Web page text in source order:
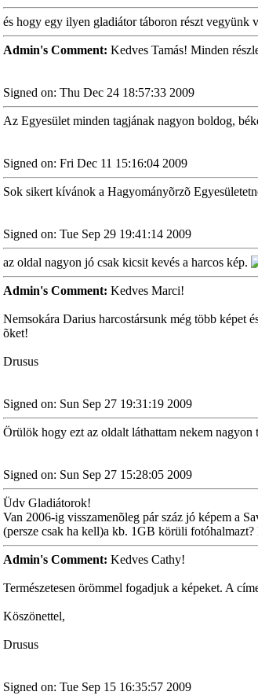
és hogy egy ilyen gladiátor táboron részt vegyünk
Admin's Comment: Kedves Tamás! Minden
Signed on: Thu Dec 24 18:57:33 2009
Az Egyesület minden tagjának nagyon boldog,
Signed on: Fri Dec 11 15:16:04 2009
Sok sikert kívánok a Hagyományõrzõ
Signed on: Tue Sep 29 19:41:14 2009
az oldal nagyon jó csak kicsit kevés a harcos kép.
Admin's Comment: Kedves Marci!
Nemsokára Darius harcostársunk még több képet
õket!
Drusus
Signed on: Sun Sep 27 19:31:19 2009
Örülök hogy ezt az oldalt láthattam nekem
Signed on: Sun Sep 27 15:28:05 2009
Üdv Gladiátorok!
Van 2006-ig visszamenõleg pár száz jó képem a
(persze csak ha kell)a kb. 1GB körüli
Admin's Comment: Kedves Cathy!
Természetesen örömmel fogadjuk a képeket. A
Köszönettel,
Drusus
Signed on: Tue Sep 15 16:35:57 2009